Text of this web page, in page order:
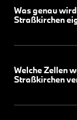
Was genau
Straßkirchen
Welche Zellen
Straßkirchen